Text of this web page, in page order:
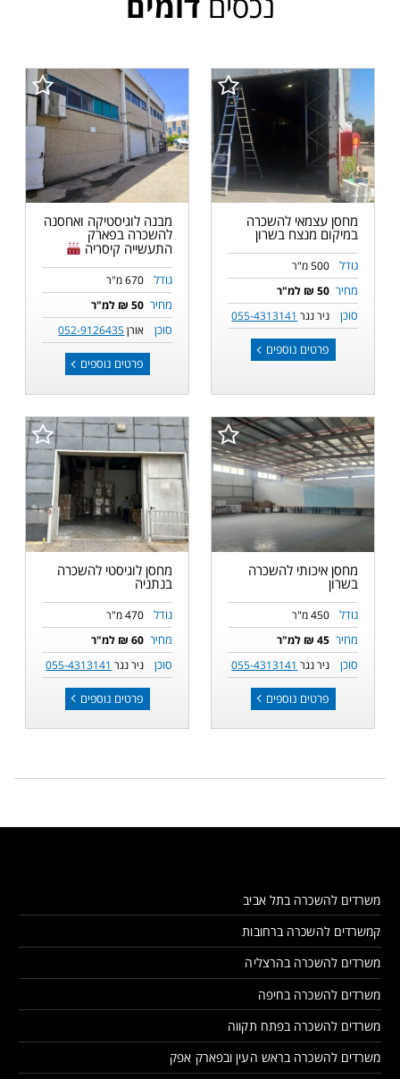
מחסן עצמאי להשכרה
במיקום מנצח בשרון
גודל 500 מ"ר
מחיר 50 ₪ למ"ר
סוכן ניר נגר 055-4313141
פרטים נוספים
מבנה לוגיסטיקה ואחסנה
להשכרה בפארק
התעשייה קיסריה
גודל 670 מ"ר
מחיר 50 ₪ למ"ר
סוכן אורן052-9126435
פרטים נוספים
מחסן איכותי להשכרה
בשרון
גודל 450 מ"ר
מחיר 45 ₪ למ"ר
סוכן ניר נגר 055-4313141
פרטים נוספים
מחסן לוגיסטי להשכרה
בנתניה
גודל 470 מ"ר
מחיר 60 ₪ למ"ר
סוכן ניר נגר 055-4313141
פרטים נוספים
משרדים להשכרה בתל אביב
קמשרדים להשכרה ברחובות
משרדים להשכרה בהרצליה
משרדים להשכרה בחיפה
משרדים להשכרה בפתח תקווה
משרדים להשכרה בראש העין ובפארק אפק